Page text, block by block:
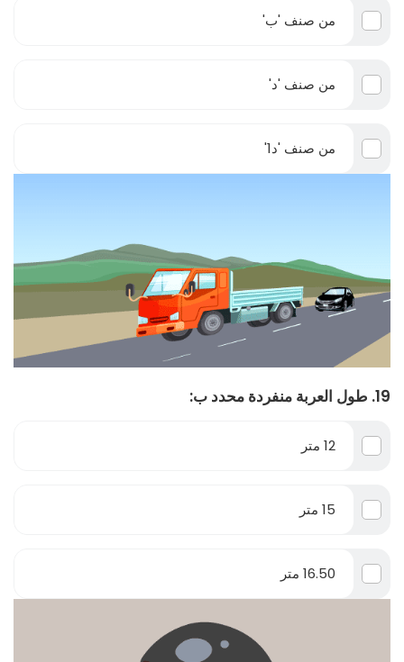
من صنف 'ب'
من صنف 'د'
من صنف 'د1'
19. طول العربة منفردة محدد ب:
12 متر
15 متر
16.50 متر